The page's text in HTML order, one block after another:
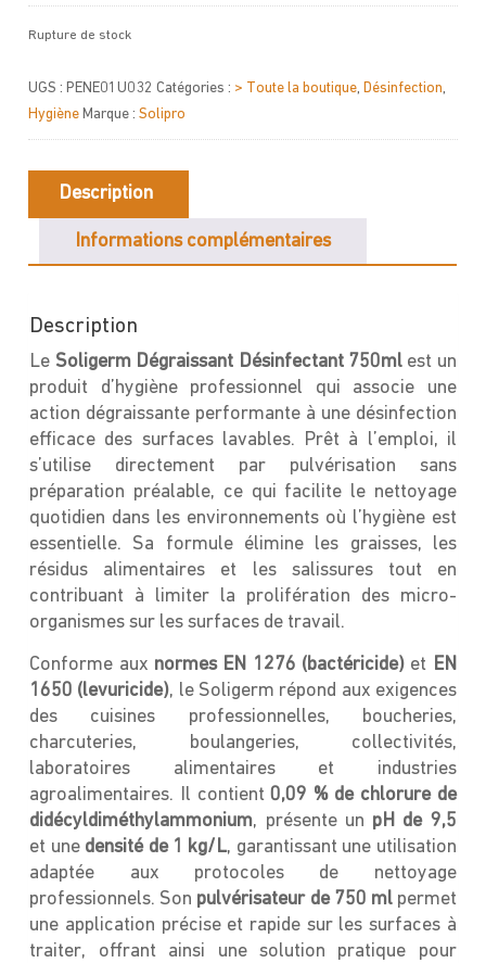
Rupture de stock
UGS :PENE01U032 Catégories : > Toute la boutique,Désinfection,
Hygiène Marque :Solipro
Description
Informations complémentaires
Description
Le Soligerm Dégraissant Désinfectant 750mlest un
produit d’hygiène professionnel qui associe une
action dégraissante performante à une désinfection
efficace des surfaces lavables. Prêt à l’emploi, il
s’utilise directement par pulvérisation sans
préparation préalable, ce qui facilite le nettoyage
quotidien dans les environnements où l’hygiène est
essentielle. Sa formule élimine les graisses, les
résidus alimentaires et les salissures tout en
contribuant à limiter la prolifération des micro-
organismes sur les surfaces de travail.
Conforme aux normes EN 1276 (bactéricide) et EN
1650 (levuricide), le Soligerm répond aux exigences
des cuisines professionnelles, boucheries,
charcuteries, boulangeries, collectivités,
laboratoires alimentaires et industries
agroalimentaires. Il contient0,09 % de chlorure de
didécyldiméthylammonium, présente un pH de 9,5
et une densité de 1 kg/L, garantissant une utilisation
adaptée aux protocoles de nettoyage
professionnels. Son pulvérisateur de 750 mlpermet
une application précise et rapide sur les surfaces à
traiter, offrant ainsi une solution pratique pour